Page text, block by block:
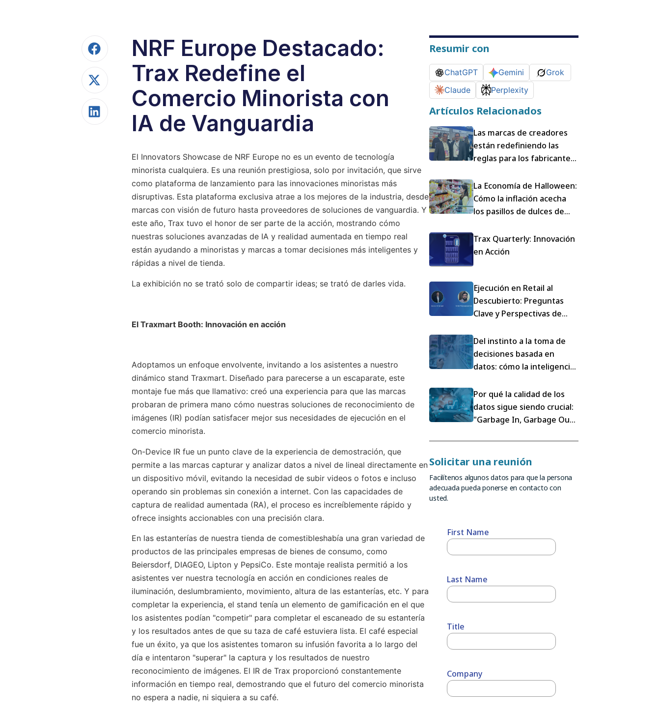
NRF Europe Destacado:
Trax Redefine el
Comercio Minorista con
IA de Vanguardia
El Innovators Showcase de NRF Europe no es un evento de tecnología
minorista cualquiera. Es una reunión prestigiosa, solo por invitación, que sirve
como plataforma de lanzamiento para las innovaciones minoristas más
disruptivas. Esta plataforma exclusiva atrae a los mejores de la industria, desde
marcas con visión de futuro hasta proveedores de soluciones de vanguardia. Y
este año, Trax tuvo el honor de ser parte de la acción, mostrando cómo
nuestras soluciones avanzadas de IA y realidad aumentada en tiempo real
están ayudando a minoristas y marcas a tomar decisiones más inteligentes y
rápidas a nivel de tienda.
La exhibición no se trató solo de compartir ideas; se trató de darles vida.
El Traxmart Booth: Innovación en acción
Adoptamos un enfoque envolvente, invitando a los asistentes a nuestro
dinámico stand Traxmart. Diseñado para parecerse a un escaparate, este
montaje fue más que llamativo: creó una experiencia para que las marcas
probaran de primera mano cómo nuestras soluciones de reconocimiento de
imágenes (IR) podían satisfacer mejor sus necesidades de ejecución en el
comercio minorista.
On-Device IR fue un punto clave de la experiencia de demostración, que
permite a las marcas capturar y analizar datos a nivel de lineal directamente en
un dispositivo móvil, evitando la necesidad de subir videos o fotos e incluso
operando sin problemas sin conexión a internet. Con las capacidades de
captura de realidad aumentada (RA), el proceso es increíblemente rápido y
ofrece insights accionables con una precisión clara.
En las estanterías de nuestra tienda de comestibleshabía una gran variedad de
productos de las principales empresas de bienes de consumo, como
Beiersdorf, DIAGEO, Lipton y PepsiCo. Este montaje realista permitió a los
asistentes ver nuestra tecnología en acción en condiciones reales de
iluminación, deslumbramiento, movimiento, altura de las estanterías, etc. Y para
completar la experiencia, el stand tenía un elemento de gamificación en el que
los asistentes podían "competir" para completar el escaneado de su estantería
y los resultados antes de que su taza de café estuviera lista. El café especial
fue un éxito, ya que los asistentes tomaron su infusión favorita a lo largo del
día e intentaron "superar" la captura y los resultados de nuestro
reconocimiento de imágenes. El IR de Trax proporcionó constantemente
información en tiempo real, demostrando que el futuro del comercio minorista
no espera a nadie, ni siquiera a su café.
Resumir con
ChatGPT Gemini
Grok
Claude
Perplexity
Artículos Relacionados
Las marcas de creadores
están redefiniendo las
reglas para los fabricantes
La Economía de Halloween:
Cómo la inflación acecha
los pasillos de dulces de
Trax Quarterly: Innovación
en Acción
Ejecución en Retail al
Descubierto: Preguntas
Clave y Perspectivas de
Mondelez
Del instinto a la toma de
decisiones basada en
datos: cómo la inteligencia
transformando la
ejecución en el retail
Por qué la calidad de los
datos sigue siendo crucial:
"Garbage In, Garbage Out"
Reconocimiento de
Imágenes (IR)
Solicitar una reunión
Facilítenos algunos datos para que la persona
adecuada pueda ponerse en contacto con
usted.